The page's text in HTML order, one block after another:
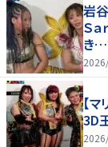
岩
Ｓ
き…
【
3D